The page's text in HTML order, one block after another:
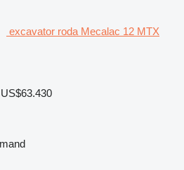
excavator roda Mecalac 12 MTX